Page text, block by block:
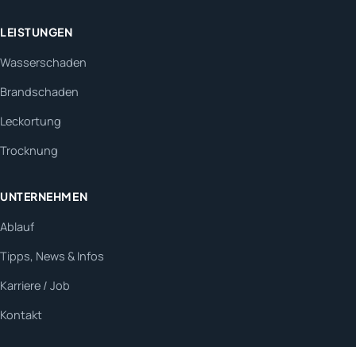
LEISTUNGEN
Wasserschaden
Brandschaden
Leckortung
Trocknung
UNTERNEHMEN
Ablauf
Tipps, News & Infos
Karriere / Job
Kontakt